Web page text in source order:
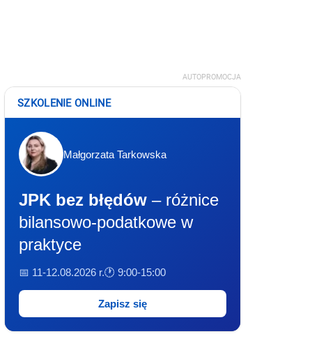
AUTOPROMOCJA
SZKOLENIE ONLINE
Małgorzata Tarkowska
JPK bez błędów – różnice
bilansowo-podatkowe w
praktyce
📅 11-12.08.2026 r.🕐 9:00-15:00
Zapisz się